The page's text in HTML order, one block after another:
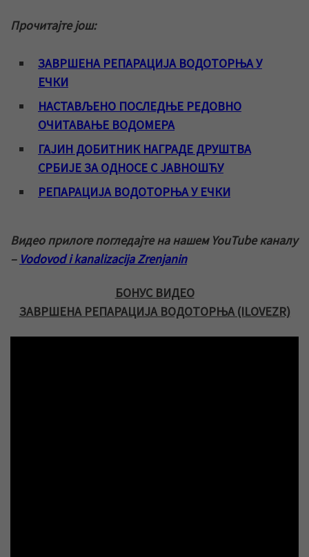
Прочитајте још:
ЗАВРШЕНА РЕПАРАЦИЈА ВОДОТОРЊА У
ЕЧКИ
НАСТАВЉЕНО ПОСЛЕДЊЕ РЕДОВНО
ОЧИТАВАЊЕ ВОДОМЕРА
ГАЈИН ДОБИТНИК НАГРАДЕ ДРУШТВА
СРБИЈЕ ЗА ОДНОСЕ С ЈАВНОШЋУ
РЕПАРАЦИЈА ВОДОТОРЊА У ЕЧКИ
Видео прилоге погледајте на нашем YouTube каналу
– Vodovod i kanalizacija Zrenjanin
БОНУС ВИДЕО
ЗАВРШЕНА РЕПАРАЦИЈА ВОДОТОРЊА (ILOVEZR)